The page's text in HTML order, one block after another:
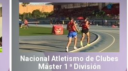
Nacional Atletismo de Clubes
Máster 1 ª División